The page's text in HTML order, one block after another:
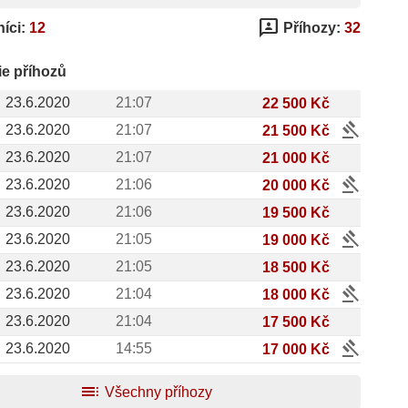
12 3p Příhozy: 32
příhozů
23.6.2020
21:07
22 500 Kč
23.6.2020
21:07 21 500 Kč gavel
23.6.2020 21:07
21 000 Kč
23.6.2020
21:06 20 000 Kč gavel
23.6.2020 21:06
19 500 Kč
23.6.2020
21:05 19 000 Kč gavel
23.6.2020 21:05
18 500 Kč
23.6.2020
21:04 18 000 Kč gavel
23.6.2020 21:04
17 500 Kč
23.6.2020
14:55 17 000 Kč
gavel
toc Všechny příhozy